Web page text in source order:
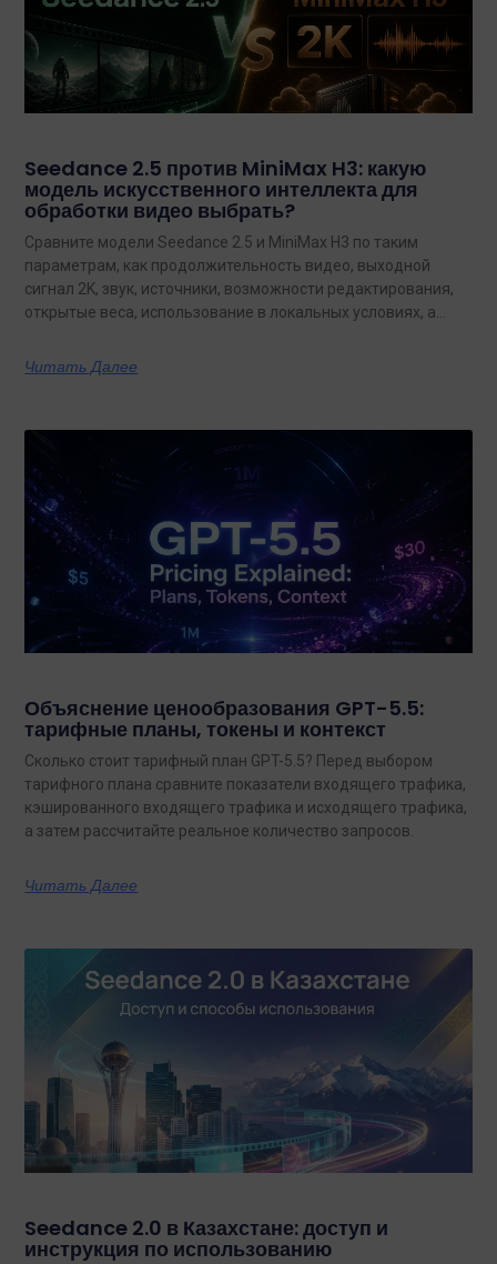
Seedance 2.5 против MiniMax H3: какую
модель искусственного интеллекта для
обработки видео выбрать?
Сравните модели Seedance 2.5 и MiniMax H3 по таким
параметрам, как продолжительность видео, выходной
сигнал 2K, звук, источники, возможности редактирования,
открытые веса, использование в локальных условиях, а
конкретных задач на сегодняшний день.
Читать Далее
Объяснение ценообразования GPT-5.5:
тарифные планы, токены и контекст
Сколько стоит тарифный план GPT-5.5? Перед выбором
тарифного плана сравните показатели входящего трафика,
кэшированного входящего трафика и исходящего трафика,
а затем рассчитайте реальное количество запросов.
Читать Далее
Seedance 2.0 в Казахстане: доступ и
инструкция по использованию